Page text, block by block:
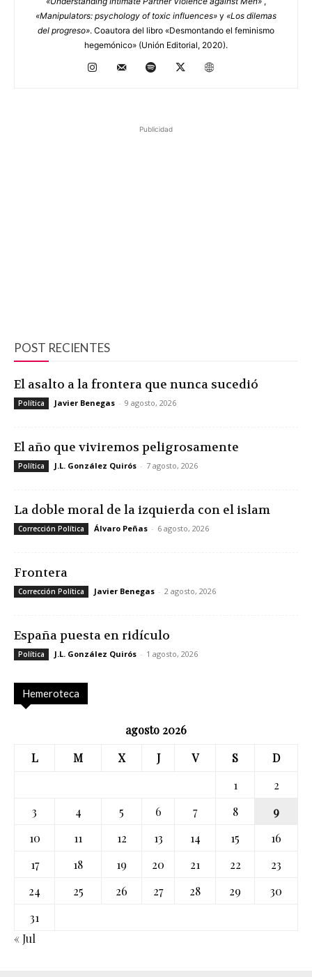
«Manipulators: psychology of toxic influences» y «Los dilemas
del progreso». Coautora del libro «Desmontando el feminismo
hegemónico» (Unión Editorial, 2020).
Publicidad
POST RECIENTES
El asalto a la frontera que nunca sucedió
Política Javier Benegas - 9 agosto, 2026
El año que viviremos peligrosamente
Política J.L. González Quirós - 7 agosto, 2026
La doble moral de la izquierda con el islam
Corrección Política Álvaro Peñas - 6 agosto, 2026
Frontera
Corrección Política Javier Benegas - 2 agosto, 2026
España puesta en ridículo
Política J.L. González Quirós - 1 agosto, 2026
Hemeroteca
agosto 2026
L
M X J V S
D
1
2
3
4 5 6 7 8
9
10
11 12 13 14 15
16
17
18 19 20 21 22
23
24
25 26 27 28 29
30
31
« Jul